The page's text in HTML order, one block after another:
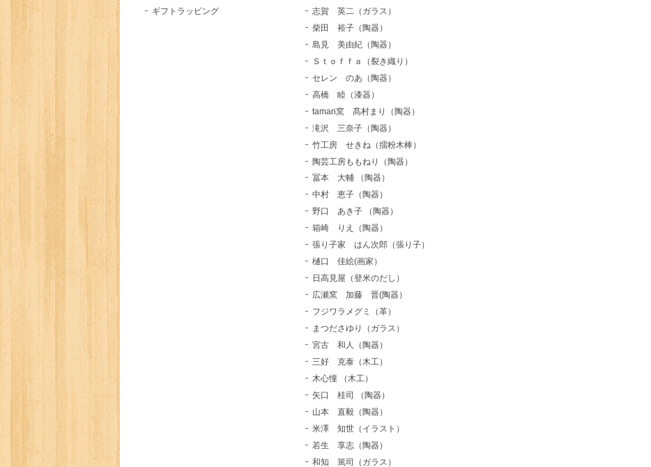
ギフトラッピング
志賀 英二（ガラス）
柴田 裕子（陶器）
島見 美由紀（陶器）
Ｓｔｏｆｆａ（裂き織り）
セレン のあ（陶器）
高橋 睦（漆器）
tamari窯 髙村まり（陶器）
滝沢 三奈子（陶器）
竹工房 せきね（擂粉木棒）
陶芸工房ももねり（陶器）
冨本 大輔 （陶器）
中村 恵子（陶器）
野口 あき子 （陶器）
箱崎 りえ（陶器）
張り子家 はん次郎（張り子）
樋口 佳絵(画家）
日高見屋（登米のだし）
広瀬窯 加藤 晋(陶器）
フジワラメグミ（革）
まつださゆり（ガラス）
宮古 和人（陶器）
三好 克泰（木工）
木心憧 （木工）
矢口 桂司 （陶器）
山本 直毅（陶器）
米澤 知世（イラスト）
若生 享志（陶器）
和知 篤司（ガラス）